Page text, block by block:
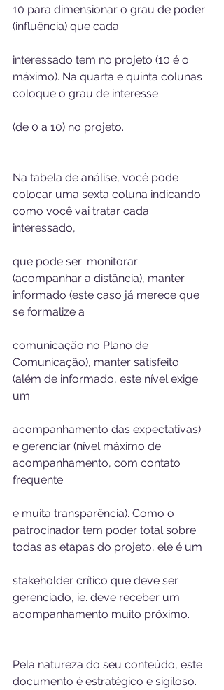
10 para dimensionar o grau de poder
(influência) que cada
interessado tem no projeto (10 é o
máximo). Na quarta e quinta colunas
coloque o grau de interesse
(de 0 a 10) no projeto.
Na tabela de análise, você pode
colocar uma sexta coluna indicando
como você vai tratar cada
interessado,
que pode ser: monitorar
(acompanhar a distância), manter
informado (este caso já merece que
se formalize a
comunicação no Plano de
Comunicação), manter satisfeito
(além de informado, este nível exige
um
acompanhamento das expectativas)
e gerenciar (nível máximo de
acompanhamento, com contato
frequente
e muita transparência). Como o
patrocinador tem poder total sobre
todas as etapas do projeto, ele é um
stakeholder crítico que deve ser
gerenciado, ie. deve receber um
acompanhamento muito próximo.
Pela natureza do seu conteúdo, este
documento é estratégico e sigiloso.